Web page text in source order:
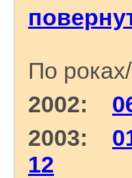
По
2002:
2003:
12